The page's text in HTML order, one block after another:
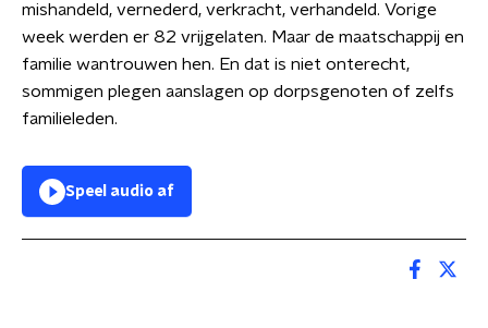
mishandeld, vernederd, verkracht, verhandeld. Vorige
week werden er 82 vrijgelaten. Maar de maatschappij en
familie wantrouwen hen. En dat is niet onterecht,
sommigen plegen aanslagen op dorpsgenoten of zelfs
familieleden.
Speel audio af